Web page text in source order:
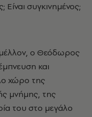
Είναι συγκινημένος;
ο Θεόδωρος
και
χώρο της
μνήμης, της
του στο μεγάλο